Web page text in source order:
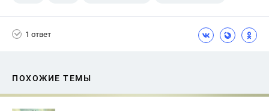
1 ответ
ПОХОЖИЕ ТЕМЫ